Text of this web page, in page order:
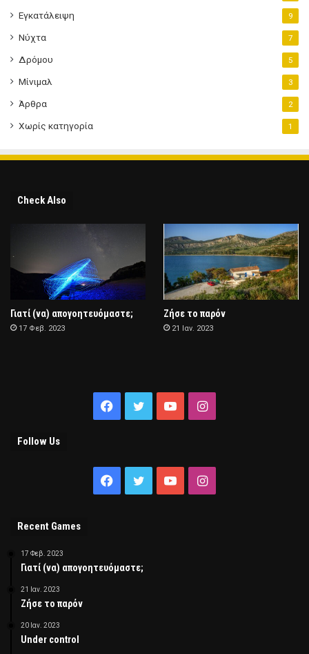
Εγκατάλειψη 9
Νύχτα 7
Δρόμου 5
Μίνιμαλ 3
Άρθρα 2
Χωρίς κατηγορία 1
Check Also
Γιατί (να) απογοητευόμαστε;
17 Φεβ. 2023
Ζήσε το παρόν
21 Ιαν. 2023
Facebook
Twitter YouTubeInstagram
Follow Us
Facebook
Twitter YouTubeInstagram
Recent Games
17 Φεβ. 2023
Γιατί (να) απογοητευόμαστε;
21 Ιαν. 2023
Ζήσε το παρόν
20 Ιαν. 2023
Under control